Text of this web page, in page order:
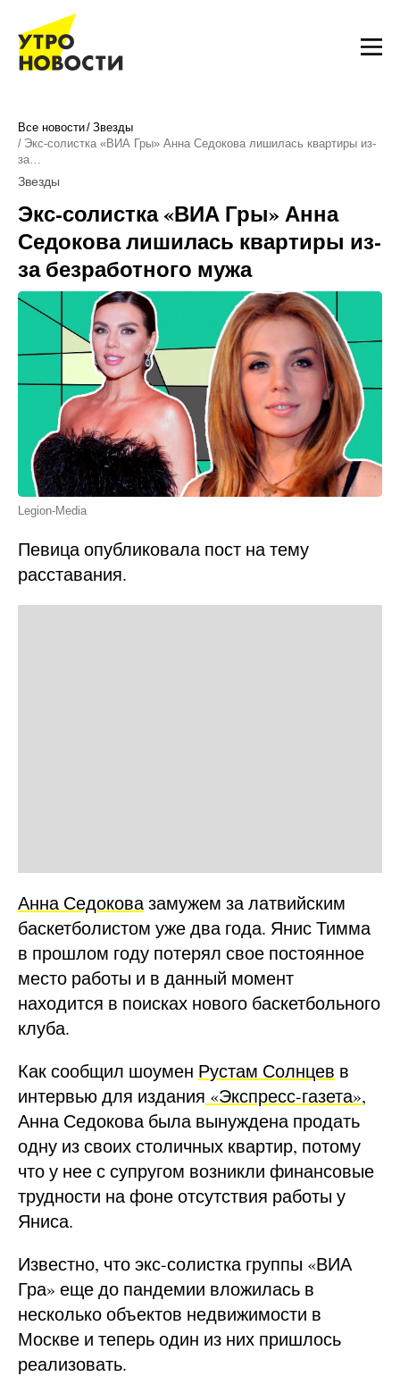
Все новости Звезды
Экс-солистка «ВИА Гры» Анна Седокова лишилась квартиры из-
за…
Звезды
Экс-солистка «ВИА Гры» Анна
Седокова лишилась квартиры из-
за безработного мужа
Legion-Media
Певица опубликовала пост на тему
расставания.
Анна Седоковазамужем за латвийским
баскетболистом уже два года. Янис Тимма
в прошлом году потерял свое постоянное
место работы и в данный момент
находится в поисках нового баскетбольного
клуба.
Как сообщил шоумен Рустам Солнцев в
интервью для издания «Экспресс-газета»,
Анна Седокова была вынуждена продать
одну из своих столичных квартир, потому
что у нее с супругом возникли финансовые
трудности на фоне отсутствия работы у
Яниса.
Известно, что экс-солистка группы «ВИА
Гра» еще до пандемии вложилась в
несколько объектов недвижимости в
Москве и теперь один из них пришлось
реализовать.